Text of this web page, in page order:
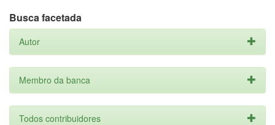
Busca facetada
Autor
Membro da banca
Todos contribuidores